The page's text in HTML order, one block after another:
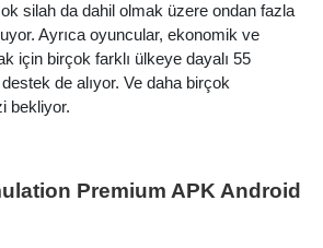
silah da dahil olmak üzere ondan fazla
Ayrıca oyuncular, ekonomik ve
için birçok farklı ülkeye dayalı 55
de alıyor. Ve daha birçok
bekliyor.
Premium APK Android